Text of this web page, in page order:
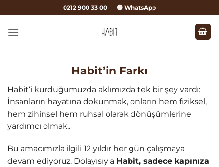
atla
0212 900 33 00 🟢 WhatsApp
Habit’in Farkı
Habit‘i kurduğumuzda aklımızda tek bir şey vardı:
İnsanların hayatına dokunmak, onların hem fiziksel,
hem zihinsel hem ruhsal olarak dönüşümlerine
yardımcı olmak..
Bu amacımızla ilgili 12 yıldır her gün çalışmaya
devam ediyoruz. Dolayısıyla Habit, sadece kapınıza